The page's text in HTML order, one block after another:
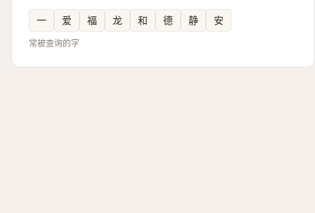
一 爱 福 龙 和 德 静 安
常被查询的字